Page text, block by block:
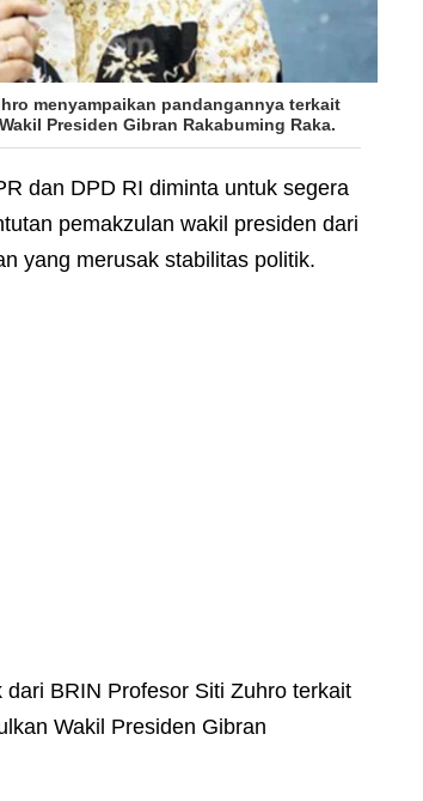
menyampaikan pandangannya terkait
Presiden Gibran Rakabuming Raka.
dan DPD RI diminta untuk segera
pemakzulan wakil presiden dari
yang merusak stabilitas politik.
BRIN Profesor Siti Zuhro terkait
Wakil Presiden Gibran